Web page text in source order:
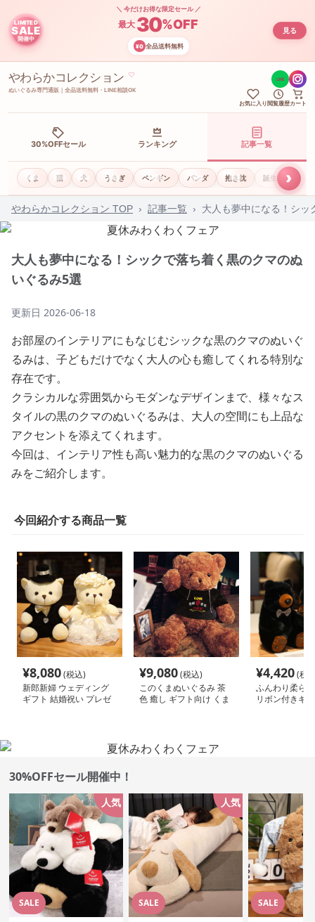
LIMITED
SALE
開催中
＼ 今だけお得な限定セール ／
最大 30%OFF
¥0 全品送料無料
見る
やわらかコレクション ♡
ぬいぐるみ専門通販｜全品送料無料・LINE相談OK
LINE
お気に入り閲覧履歴カート
30%OFFセール ランキング 記事一覧
くま 猫 犬 うさぎ ペンギン パンダ 抱き枕 誕生日ギフト
›
やわらかコレクション TOP › 記事一覧 › 大人も夢中になる！シッ
大人も夢中になる！シックで落ち着く黒のクマのぬ
いぐるみ5選
更新日 2026-06-18
お部屋のインテリアにもなじむシックな黒のクマのぬいぐ
るみは、子どもだけでなく大人の心も癒してくれる特別な
存在です。
クラシカルな雰囲気からモダンなデザインまで、様々なス
タイルの黒のクマのぬいぐるみは、大人の空間にも上品な
アクセントを添えてくれます。
今回は、インテリア性も高い魅力的な黒のクマのぬいぐる
みをご紹介します。
今回紹介する商品一覧
¥8,080(税込)
新郎新婦 ウェディング
ギフト 結婚祝い プレゼ
¥9,080(税込)
このくまぬいぐるみ 茶
色 癒し ギフト向け くま
¥4,420(税
ふんわり柔ら
リボン付きギ
30%OFFセール開催中！
SALE
人気
SALE
人気
SALE